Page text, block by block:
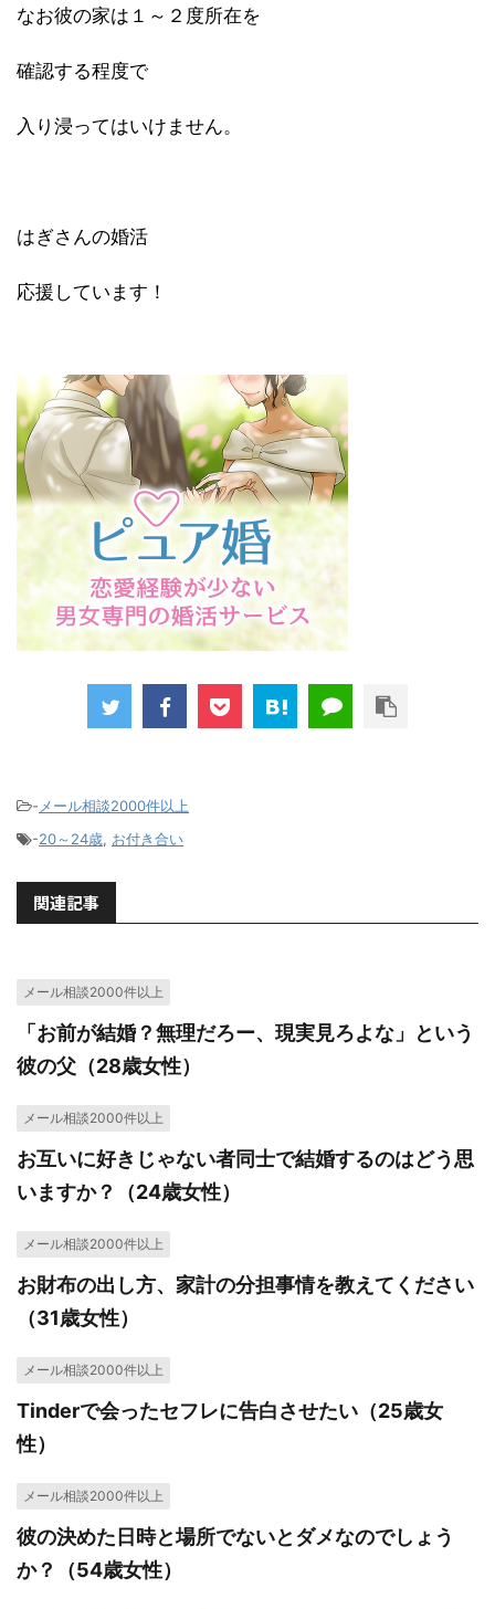
なお彼の家は１～２度所在を
確認する程度で
入り浸ってはいけません。
はぎさんの婚活
応援しています！
- メール相談2000件以上
-20～24歳, お付き合い
関連記事
メール相談2000件以上
「お前が結婚？無理だろー、現実見ろよな」という
彼の父（28歳女性）
メール相談2000件以上
お互いに好きじゃない者同士で結婚するのはどう思
いますか？（24歳女性）
メール相談2000件以上
お財布の出し方、家計の分担事情を教えてください
（31歳女性）
メール相談2000件以上
Tinderで会ったセフレに告白させたい（25歳女
性）
メール相談2000件以上
彼の決めた日時と場所でないとダメなのでしょう
か？（54歳女性）